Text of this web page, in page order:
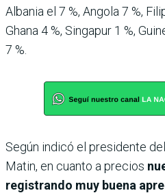
Albania el 7 %, Angola 7 %,
Ghana 4 %, Singapur 1 %,
7 %.
Según indicó el presidente
Matin, en cuanto a precios
registrando muy buena